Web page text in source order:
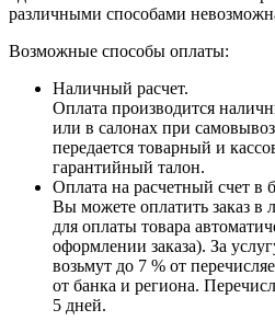
различными способами
Возможные способы оплаты:
Наличный расчет.
Оплата производится
или в салонах при
передается товарный и
гарантийный талон.
Оплата на расчетный счет в
Вы можете оплатить заказ в
для оплаты товара
оформлении заказа). За
возьмут до 7 % от
от банка и региона.
5 дней.